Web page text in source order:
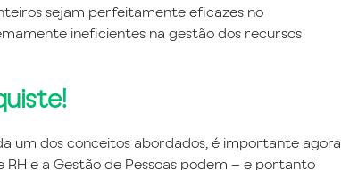
sejam perfeitamente eficazes no
ineficientes na gestão dos recursos
um dos conceitos abordados, é importante agora
e a Gestão de Pessoas podem – e portanto